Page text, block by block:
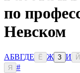
по
Невском
АБВГДЕ Ё Ж З И Й
Я
#